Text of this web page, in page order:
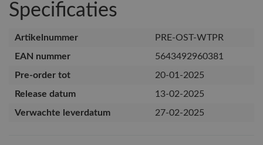
Specificaties
Artikelnummer
PRE-OST-WTPR
EAN nummer
5643492960381
Pre-order tot
20-01-2025
Release datum
13-02-2025
Verwachte leverdatum
27-02-2025